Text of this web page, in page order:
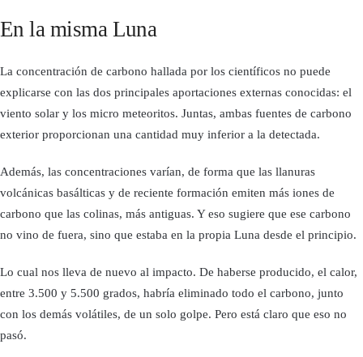
En la misma Luna
La concentración de carbono hallada por los científicos no puede
explicarse con las dos principales aportaciones externas conocidas: el
viento solar y los micro meteoritos. Juntas, ambas fuentes de carbono
exterior proporcionan una cantidad muy inferior a la detectada.
Además, las concentraciones varían, de forma que las llanuras
volcánicas basálticas y de reciente formación emiten más iones de
carbono que las colinas, más antiguas. Y eso sugiere que ese carbono
no vino de fuera, sino que estaba en la propia Luna desde el principio.
Lo cual nos lleva de nuevo al impacto. De haberse producido, el calor,
entre 3.500 y 5.500 grados, habría eliminado todo el carbono, junto
con los demás volátiles, de un solo golpe. Pero está claro que eso no
pasó.